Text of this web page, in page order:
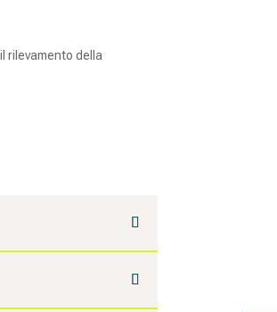
rilevamento della